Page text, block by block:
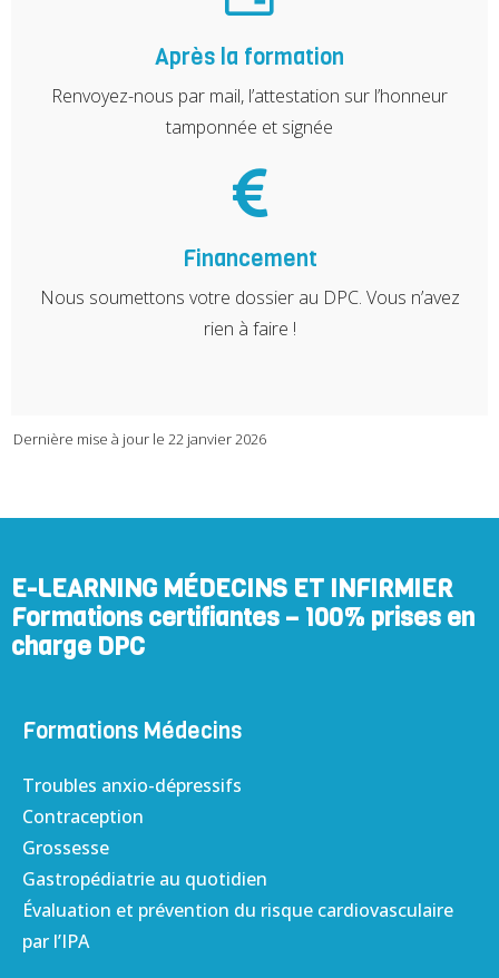
Après la formation
Renvoyez-nous par mail, l’attestation sur l’honneur
tamponnée et signée
Financement
Nous soumettons votre dossier au DPC. Vous n’avez
rien à faire !
Dernière mise à jour le 22 janvier 2026
E-LEARNING MÉDECINS ET INFIRMIER
Formations certifiantes – 100% prises en
charge DPC
Formations Médecins​
Troubles anxio-dépressifs
Contraception
Grossesse
Gastropédiatrie au quotidien
Évaluation et prévention du risque cardiovasculaire
par l’IPA